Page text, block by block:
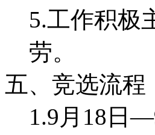
5.工作积极
劳。
五、竞选流程
1.9月18日